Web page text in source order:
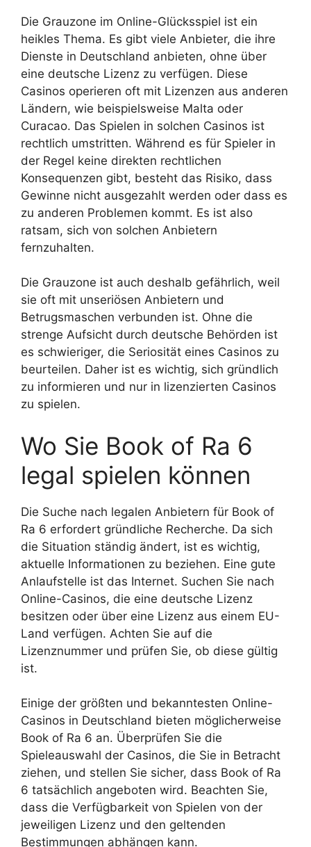
Die Grauzone im Online-Glücksspiel ist ein
heikles Thema. Es gibt viele Anbieter, die ihre
Dienste in Deutschland anbieten, ohne über
eine deutsche Lizenz zu verfügen. Diese
Casinos operieren oft mit Lizenzen aus anderen
Ländern, wie beispielsweise Malta oder
Curacao. Das Spielen in solchen Casinos ist
rechtlich umstritten. Während es für Spieler in
der Regel keine direkten rechtlichen
Konsequenzen gibt, besteht das Risiko, dass
Gewinne nicht ausgezahlt werden oder dass es
zu anderen Problemen kommt. Es ist also
ratsam, sich von solchen Anbietern
fernzuhalten.
Die Grauzone ist auch deshalb gefährlich, weil
sie oft mit unseriösen Anbietern und
Betrugsmaschen verbunden ist. Ohne die
strenge Aufsicht durch deutsche Behörden ist
es schwieriger, die Seriosität eines Casinos zu
beurteilen. Daher ist es wichtig, sich gründlich
zu informieren und nur in lizenzierten Casinos
zu spielen.
Wo Sie Book of Ra 6
legal spielen können
Die Suche nach legalen Anbietern für Book of
Ra 6 erfordert gründliche Recherche. Da sich
die Situation ständig ändert, ist es wichtig,
aktuelle Informationen zu beziehen. Eine gute
Anlaufstelle ist das Internet. Suchen Sie nach
Online-Casinos, die eine deutsche Lizenz
besitzen oder über eine Lizenz aus einem EU-
Land verfügen. Achten Sie auf die
Lizenznummer und prüfen Sie, ob diese gültig
ist.
Einige der größten und bekanntesten Online-
Casinos in Deutschland bieten möglicherweise
Book of Ra 6 an. Überprüfen Sie die
Spieleauswahl der Casinos, die Sie in Betracht
ziehen, und stellen Sie sicher, dass Book of Ra
6 tatsächlich angeboten wird. Beachten Sie,
dass die Verfügbarkeit von Spielen von der
jeweiligen Lizenz und den geltenden
Bestimmungen abhängen kann.